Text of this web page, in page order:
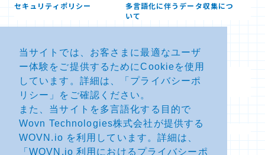
当サイトでは、お客さまに最適なユーザ
ー体験をご提供するためにCookieを使用
しています。詳細は、「 プライバシーポ
リシー 」をご確認ください。
また、当サイトを多言語化する目的で
Wovn Technologies株式会社が提供する
WOVN.io を利用しています。詳細は、
「WOVN.io 利用におけるプライバシーポ
セキュリティポリシー
多言語化に伴うデータ収集につ
いて
お問い合せ
よくあるお問い合わせFAQ
SDSダウンロード
製品・サービスに関する重要な
お知らせ
その他のお問い合わせ
サイトマップ